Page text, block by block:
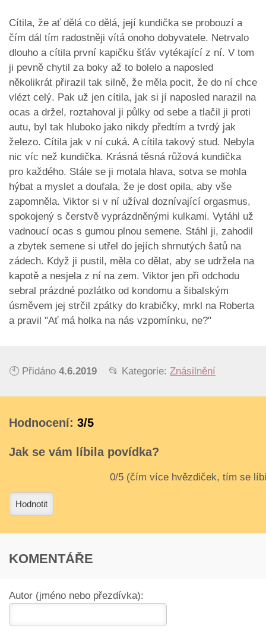
Cítila, že ať dělá co dělá, její kundička se probouzí a
čím dál tím radostněji vítá onoho dobyvatele. Netrvalo
dlouho a cítila první kapičku šťáv vytékající z ní. V tom
ji pevně chytil za boky až to bolelo a naposled
několikrát přirazil tak silně, že měla pocit, že do ní chce
vlézt celý. Pak už jen cítila, jak si jí naposled narazil na
ocas a držel, roztahoval ji půlky od sebe a tlačil ji proti
autu, byl tak hluboko jako nikdy předtím a tvrdý jak
železo. Cítila jak v ní cuká. A cítila takový stud. Nebyla
nic víc než kundička. Krásná těsná růžová kundička
pro každého. Stále se ji motala hlava, sotva se mohla
hýbat a myslet a doufala, že je dost opila, aby vše
zapomněla. Viktor si v ní užíval doznívající orgasmus,
spokojený s čerstvě vyprázdněnými kulkami. Vytáhl už
vadnoucí ocas s gumou plnou semene. Stáhl ji, zahodil
a zbytek semene si utřel do jejích shrnutých šatů na
zádech. Když ji pustil, měla co dělat, aby se udržela na
kapotě a nesjela z ní na zem. Viktor jen při odchodu
sebral prázdné pozlátko od kondomu a šibalským
úsměvem jej strčil zpátky do krabičky, mrkl na Roberta
a pravil "Ať má holka na nás vzpomínku, ne?"
🕙 Přidáno 4.6.2019 📂 Kategorie: Znásilnění
Hodnocení: 3/5
Jak se vám líbila povídka?
Hodnotit
KOMENTÁŘE
Autor (jméno nebo přezdívka):